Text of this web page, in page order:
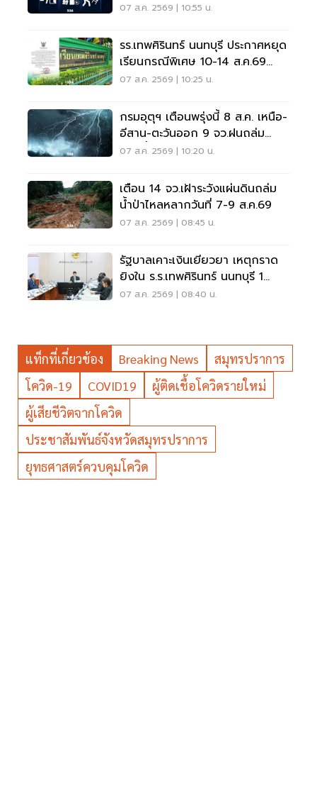
07 ส.ค. 2569 | 10:55 น.
รร.เทพศิรินทร์ นนทบุรี ประกาศหยุด
เรียนกรณีพิเศษ 10-14 ส.ค.69
หลังเหตุกราดยิง
07 ส.ค. 2569 | 10:25 น.
กรมอุตุฯ เตือนพรุ่งนี้ 8 ส.ค. เหนือ-
อีสาน-ตะวันออก 9 จว.ฝนถล่ม
ระวังน้ำท่วมฉับพลัน
07 ส.ค. 2569 | 10:20 น.
เตือน 14 จว.เฝ้าระวังแผ่นดินถล่ม
น้ำป่าไหลหลากวันที่ 7-9 ส.ค.69
07 ส.ค. 2569 | 08:45 น.
รัฐบาลเคาะเงินเยียวยา เหตุกราด
ยิงใน ร.ร.เทพศิรินทร์ นนทบุรี 1
แสน-1ล้าน
07 ส.ค. 2569 | 08:40 น.
แท็กที่เกี่ยวข้อง Breaking News
สมุทรปราการ
โควิด-19
COVID19
ผู้ติดเชื้อโควิดรายใหม่
ผู้เสียชีวิตจากโควิด
ประชาสัมพันธ์จังหวัดสมุทรปราการ
ยุทธศาสตร์ควบคุมโควิด